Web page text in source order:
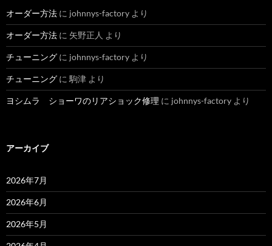
オーダー方法 に johnnys-factory より
オーダー方法 に 矢野正人 より
チューニング に johnnys-factory より
チューニング に駒津 より
ヨシムラ ショーワのリアショック修理 に johnnys-factory より
アーカイブ
2026年7月
2026年6月
2026年5月